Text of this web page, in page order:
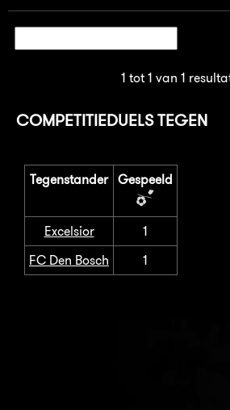
1 tot 1 van 1
COMPETITIEDUELS TEGEN
Tegenstander Gespeeld
Excelsior
1
FC Den Bosch
1